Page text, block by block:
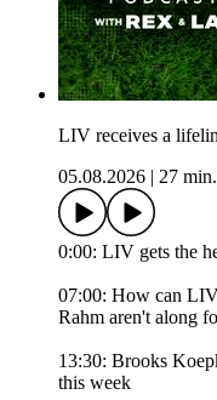
LIV receives a
05.08.2026
27 min.
0:00: LIV gets the
07:00: How can
Rahm aren't along
13:30: Brooks
this week